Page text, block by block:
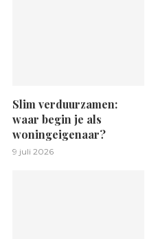
Slim verduurzamen:
waar begin je als
woningeigenaar?
9 juli 2026